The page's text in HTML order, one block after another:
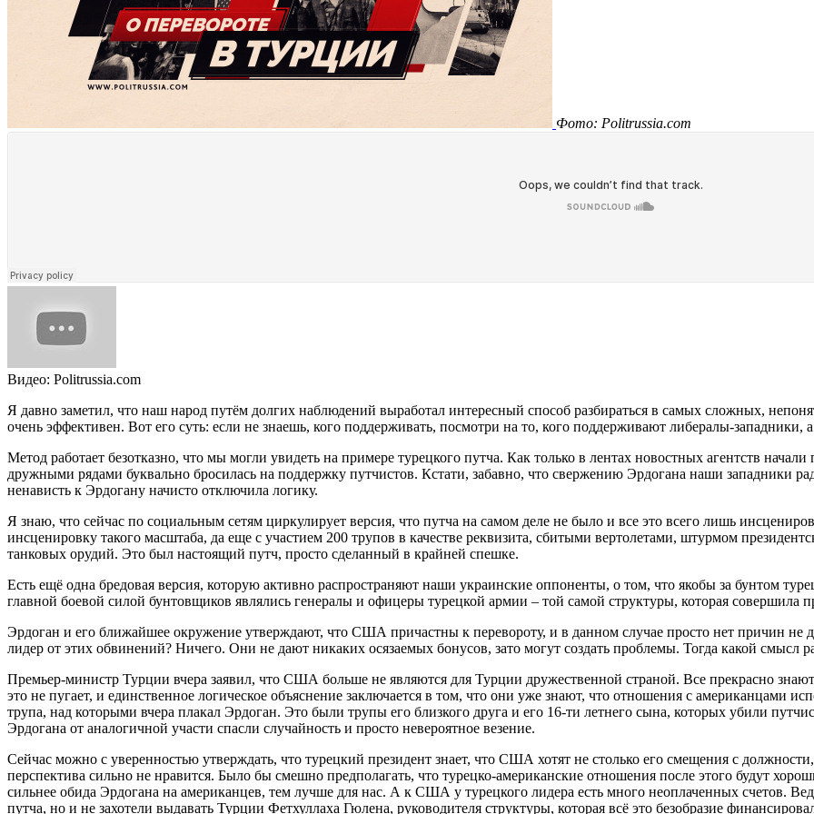
Фото: Politrussia.com
Видео: Politrussia.com
Я давно заметил, что наш народ путём долгих наблюдений выработал интересный способ разбираться в самых сложных,
очень эффективен. Вот его суть: если не знаешь, кого поддерживать, посмотри на то, кого поддерживают либералы-
Метод работает безотказно, что мы могли увидеть на примере турецкого путча. Как только в лентах новостных агентств
дружными рядами буквально бросилась на поддержку путчистов. Кстати, забавно, что свержению Эрдогана наши западники
ненависть к Эрдогану начисто отключила логику.
Я знаю, что сейчас по социальным сетям циркулирует версия, что путча на самом деле не было и все это всего лишь
инсценировку такого масштаба, да еще с участием 200 трупов в качестве реквизита, сбитыми вертолетами, штурмом
танковых орудий. Это был настоящий путч, просто сделанный в крайней спешке.
Есть ещё одна бредовая версия, которую активно распространяют наши украинские оппоненты, о том, что якобы за бунтом
главной боевой силой бунтовщиков являлись генералы и офицеры турецкой армии – той самой структуры, которая
Эрдоган и его ближайшее окружение утверждают, что США причастны к перевороту, и в данном случае просто нет причин не
лидер от этих обвинений? Ничего. Они не дают никаких осязаемых бонусов, зато могут создать проблемы. Тогда какой смысл
Премьер-министр Турции вчера заявил, что США больше не являются для Турции дружественной страной. Все прекрасно
это не пугает, и единственное логическое объяснение заключается в том, что они уже знают, что отношения с американцами
трупа, над которыми вчера плакал Эрдоган. Это были трупы его близкого друга и его 16-ти летнего сына, которых убили
Эрдогана от аналогичной участи спасли случайность и просто невероятное везение.
Сейчас можно с уверенностью утверждать, что турецкий президент знает, что США хотят не столько его смещения с
перспектива сильно не нравится. Было бы смешно предполагать, что турецко-американские отношения после этого будут
сильнее обида Эрдогана на американцев, тем лучше для нас. А к США у турецкого лидера есть много неоплаченных счетов.
путча, но и не захотели выдавать Турции Фетхуллаха Гюлена, руководителя структуры, которая всё это безобразие